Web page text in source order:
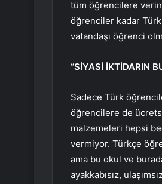
tüm öğrencilere
öğrenciler kadar
vatandaşı öğrenci
“SİYASİ İKTİDARIN
Sadece Türk
öğrencilere de
malzemeleri hepsi
vermiyor. Türkçe
ama bu okul ve
ayakkabısız,